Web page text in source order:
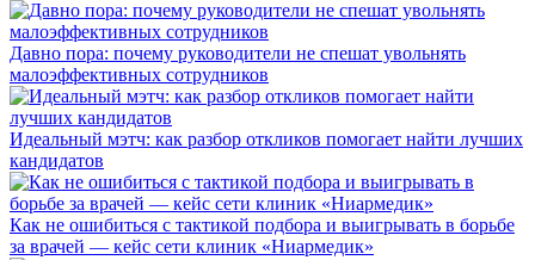
Давно пора: почему руководители не спешат увольнять
малоэффективных сотрудников
Идеальный мэтч: как разбор откликов помогает найти лучших
кандидатов
Как не ошибиться с тактикой подбора и выигрывать в борьбе
за врачей — кейс сети клиник «Ниармедик»